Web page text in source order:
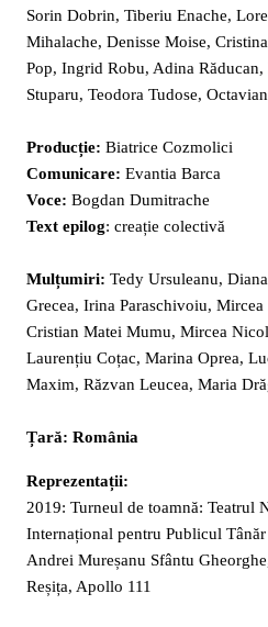
Sorin Dobrin, Tiberiu Enache,
Mihalache, Denisse Moise,
Pop, Ingrid Robu, Adina
Stuparu, Teodora Tudose,
Producție: Biatrice Cozmolici
Comunicare: Evantia Barca
Voce: Bogdan Dumitrache
Text epilog: creație colectivă
Mulțumiri: Tedy Ursuleanu,
Grecea, Irina Paraschivoiu, Mircea
Cristian Matei Mumu, Mircea
Laurențiu Coțac, Marina Oprea,
Maxim, Răzvan Leucea, Maria
Țară: România
Reprezentații:
2019: Turneul de toamnă: Teatrul
Internațional pentru Publicul
Andrei Mureșanu Sfântu
Reșița, Apollo 111